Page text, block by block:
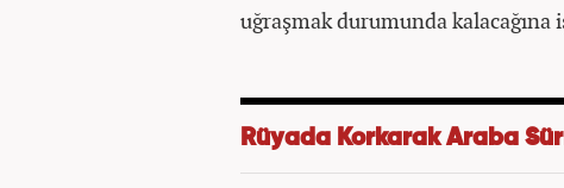
uğraşmak durumunda kalacağına
Rüyada Korkarak Araba